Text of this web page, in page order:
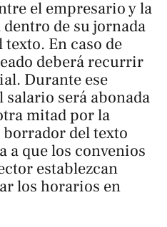
el empresario y la
de su jornada
En caso de
deberá recurrir
Durante ese
será abonada
mitad por la
del texto
a que los convenios
establezcan
los horarios en